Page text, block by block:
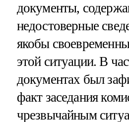
документы,
недостоверные
якобы
этой ситуации. В
документах был
факт заседания
чрезвычайным